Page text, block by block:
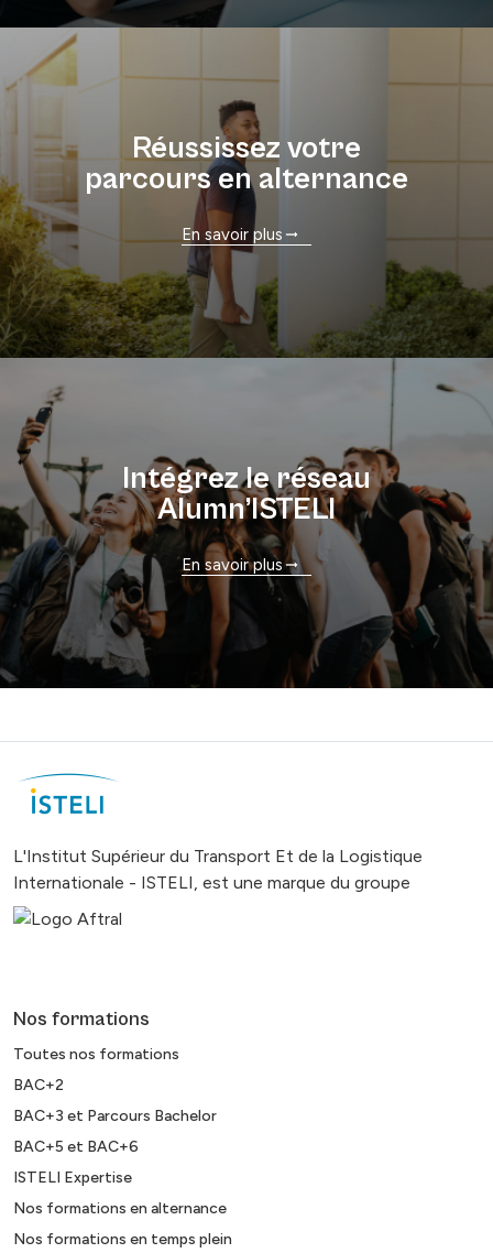
Réussissez votre
parcours en alternance
En savoir plus
Intégrez le réseau
Alumn’ISTELI
En savoir plus
L'Institut Supérieur du Transport Et de la Logistique
Internationale - ISTELI, est une marque du groupe
Nos formations
Toutes nos formations
BAC+2
BAC+3 et Parcours Bachelor
BAC+5 et BAC+6
ISTELI Expertise
Nos formations en alternance
Nos formations en temps plein